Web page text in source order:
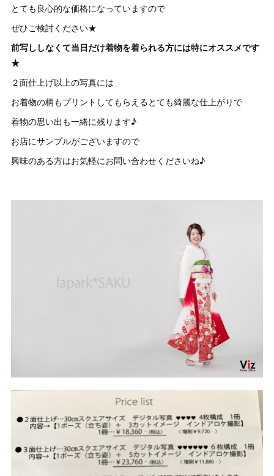
とても良心的な価格になっていますので
ぜひご検討ください★
前写ししなくて当日だけ着物を着られる方には特にオススメです
★
２面仕上げ以上の写真には
お着物の柄もプリントしてもらえるとても綺麗な仕上がりで
着物の思い出も一緒に残ります♪
お店にサンプルがございますので
興味のある方はお気軽にお問い合わせくださいね♪